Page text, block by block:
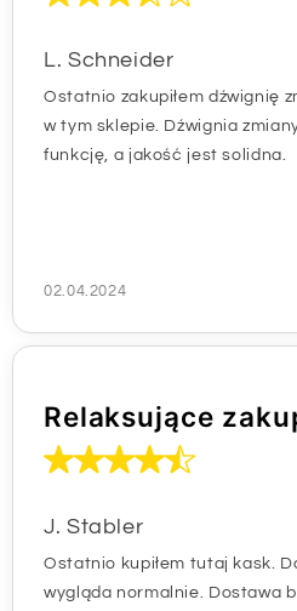
L. Schneider
Ostatnio zakupiłem dźwignię
w tym sklepie. Dźwignia
funkcję, a jakość jest solidna.
02.04.2024
Relaksujące
J. Stabler
Ostatnio kupiłem tutaj kask.
wygląda normalnie. Dostawa